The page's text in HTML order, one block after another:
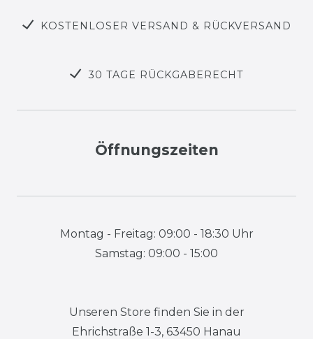
KOSTENLOSER VERSAND & RÜCKVERSAND
30 TAGE RÜCKGABERECHT
Öffnungszeiten
Montag - Freitag: 09:00 - 18:30 Uhr
Samstag: 09:00 - 15:00
Unseren Store finden Sie in der
Ehrichstraße 1-3, 63450 Hanau